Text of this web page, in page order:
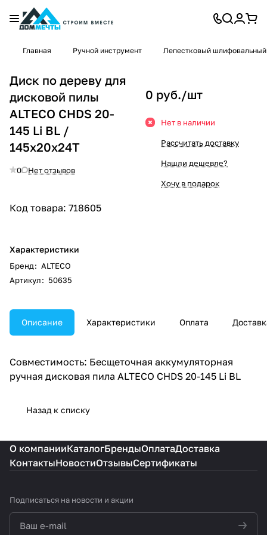
Главная Ручной инструмент Лепестковый шлифовальный
Диск по дереву для
дисковой пилы
ALTECO CHDS 20-
145 Li BL /
145x20x24T
0 Нет отзывов
Код товара: 718605
Характеристики
Бренд: ALTECO
Артикул: 50635
0 руб./шт
Нет в наличии
Рассчитать доставку
Нашли дешевле?
Хочу в подарок
Описание Характеристики Оплата
Совместимость: Бесщеточная аккумуляторная
ручная дисковая пила ALTECO CHDS 20-145 Li BL
Назад к списку
О компанииКаталогБрендыОплатаДоставка
КонтактыНовостиОтзывыСертификаты
Подписаться на новости и акции